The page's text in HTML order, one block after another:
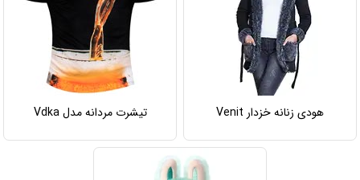
هودی زنانه خزدار Venit تیشرت مردانه مدل Vdka